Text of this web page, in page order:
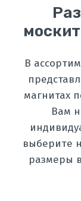
В
магнитах
Вам
выберите
размеры